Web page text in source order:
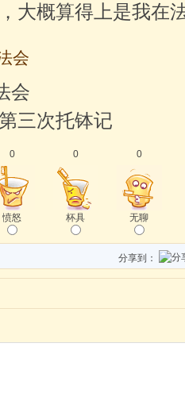
大概算得上是我在
会
会
三次托钵记
0
愤怒
0
杯具
0
无聊
分享到：